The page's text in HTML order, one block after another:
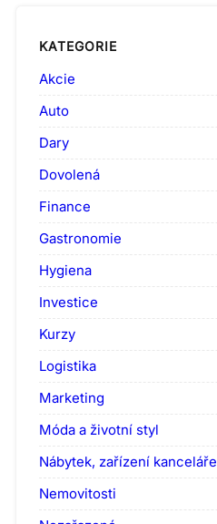
KATEGORIE
Akcie
Auto
Dary
Dovolená
Finance
Gastronomie
Hygiena
Investice
Kurzy
Logistika
Marketing
Móda a životní styl
Nábytek, zařízení kanceláře
Nemovitosti